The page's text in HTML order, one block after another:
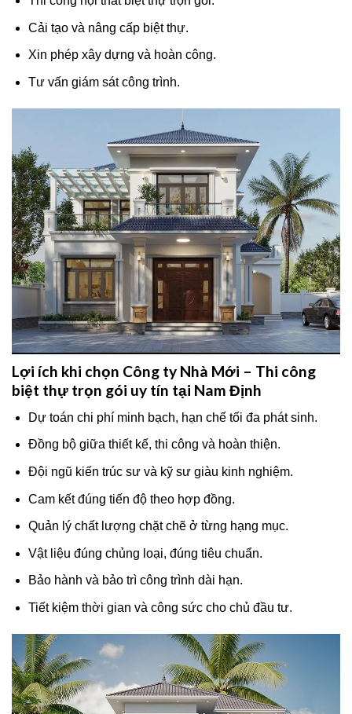
Cải tạo và nâng cấp biệt thự.
Xin phép xây dựng và hoàn công.
Tư vấn giám sát công trình.
Lợi ích khi chọn Công ty Nhà Mới – Thi công
biệt thự trọn gói uy tín tại Nam Định
Dự toán chi phí minh bạch, hạn chế tối đa phát sinh.
Đồng bộ giữa thiết kế, thi công và hoàn thiện.
Đội ngũ kiến trúc sư và kỹ sư giàu kinh nghiệm.
Cam kết đúng tiến độ theo hợp đồng.
Quản lý chất lượng chặt chẽ ở từng hạng mục.
Vật liệu đúng chủng loại, đúng tiêu chuẩn.
Bảo hành và bảo trì công trình dài hạn.
Tiết kiệm thời gian và công sức cho chủ đầu tư.